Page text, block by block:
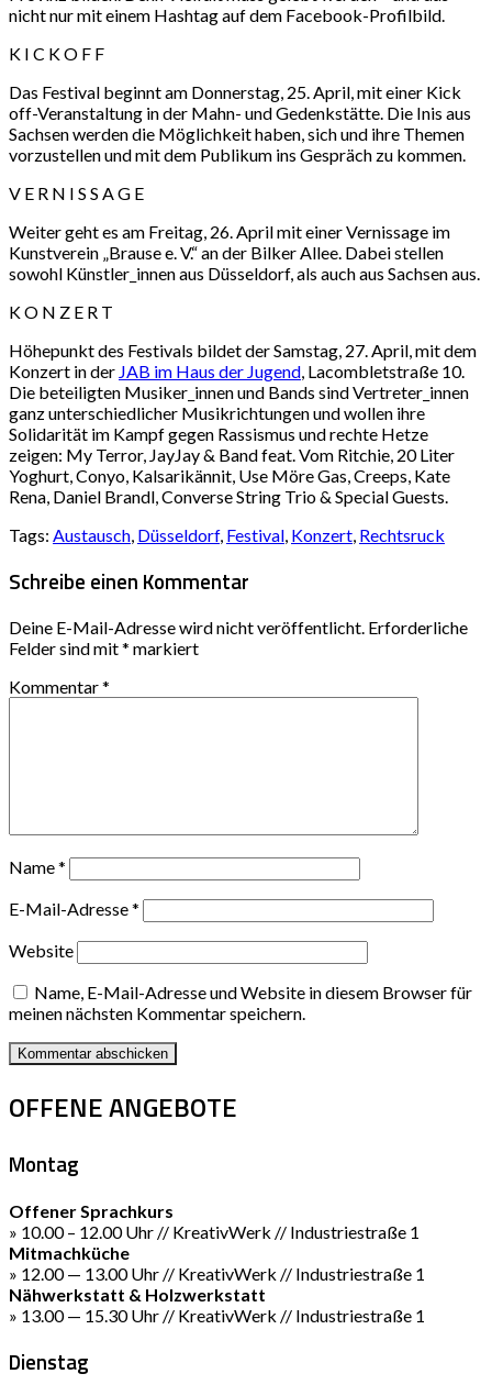
nicht nur mit einem Hashtag auf dem Facebook-Profilbild.
K I C K O F F
Das Festival beginnt am Donnerstag, 25. April, mit einer Kick
off-Veranstaltung in der Mahn- und Gedenkstätte. Die Inis aus
Sachsen werden die Möglichkeit haben, sich und ihre Themen
vorzustellen und mit dem Publikum ins Gespräch zu kommen.
V E R N I S S A G E
Weiter geht es am Freitag, 26. April mit einer Vernissage im
Kunstverein „Brause e. V.“ an der Bilker Allee. Dabei stellen
sowohl Künstler_innen aus Düsseldorf, als auch aus Sachsen aus.
K O N Z E R T
Höhepunkt des Festivals bildet der Samstag, 27. April, mit dem
Konzert in der JAB im Haus der Jugend, Lacombletstraße 10.
Die beteiligten Musiker_innen und Bands sind Vertreter_innen
ganz unterschiedlicher Musikrichtungen und wollen ihre
Solidarität im Kampf gegen Rassismus und rechte Hetze
zeigen: My Terror, JayJay & Band feat. Vom Ritchie, 20 Liter
Yoghurt, Conyo, Kalsarikännit, Use Möre Gas, Creeps, Kate
Rena, Daniel Brandl, Converse String Trio & Special Guests.
Tags: Austausch, Düsseldorf, Festival, Konzert, Rechtsruck
Schreibe einen Kommentar
Deine E-Mail-Adresse wird nicht veröffentlicht. Erforderliche
Felder sind mit* markiert
Kommentar*
Name*
E-Mail-Adresse*
Website
Name, E-Mail-Adresse und Website in diesem Browser für
meinen nächsten Kommentar speichern.
OFFENE ANGEBOTE
Montag
Offener Sprachkurs
» 10.00 – 12.00 Uhr // KreativWerk // Industriestraße 1
Mitmachküche
» 12.00 — 13.00 Uhr // KreativWerk // Industriestraße 1
Nähwerkstatt & Holzwerkstatt
» 13.00 — 15.30 Uhr // KreativWerk // Industriestraße 1
Dienstag